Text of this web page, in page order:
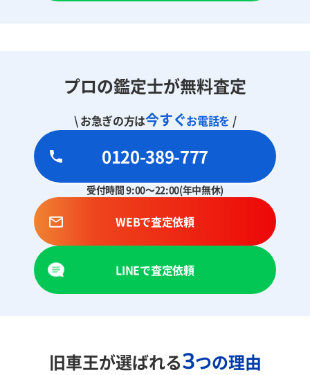
プロの鑑定士が無料査定
\ お急ぎの方は今すぐお電話を /
0120-389-777
受付時間 9:00～22:00(年中無休)
WEBで査定依頼
LINEで査定依頼
旧車王が選ばれる3つの理由